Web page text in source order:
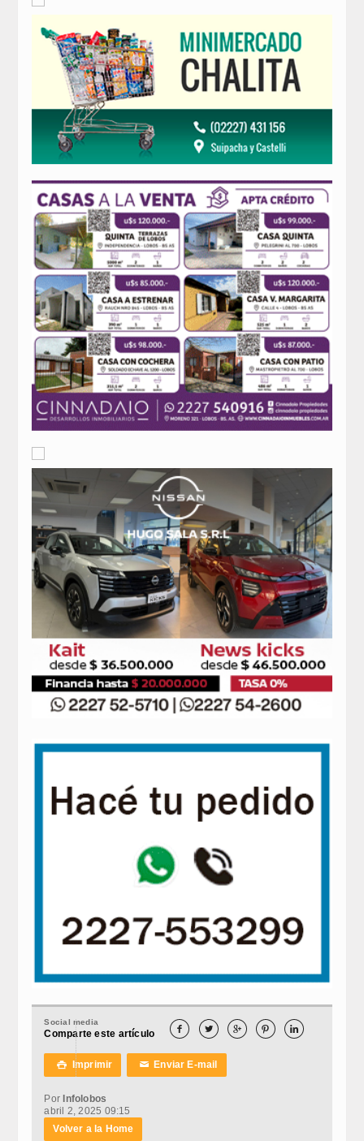
Social media
Comparte este artículo     
 Imprimir ✉Enviar E-mail
Por Infolobos
abril 2, 2025 09:15
Volver a la Home